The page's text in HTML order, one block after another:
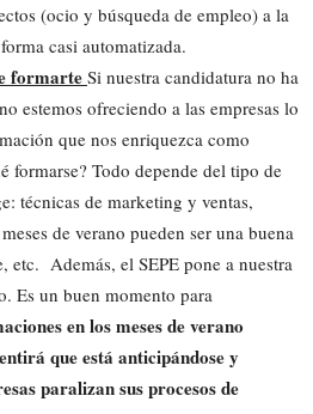
(ocio y búsqueda de empleo) a la
casi automatizada.
formarte Si nuestra candidatura no ha
estemos ofreciendo a las empresas lo
que nos enriquezca como
formarse? Todo depende del tipo de
técnicas de marketing y ventas,
de verano pueden ser una buena
etc. Además, el SEPE pone a nuestra
Es un buen momento para
en los meses de verano
que está anticipándose y
paralizan sus procesos de